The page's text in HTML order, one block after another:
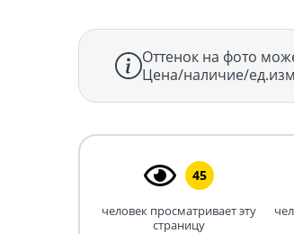
Оттенок на фото
Цена/наличие/
45
человек просматривает эту
страницу